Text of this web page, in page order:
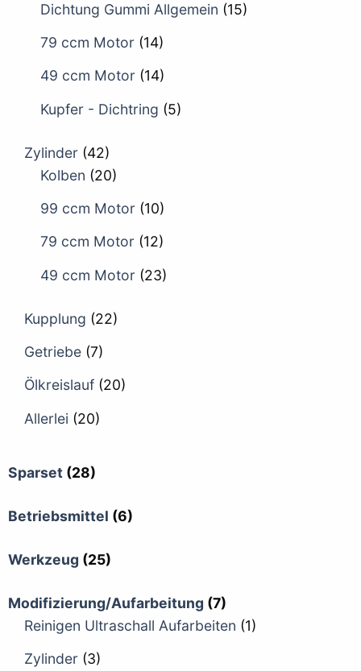
Dichtung Gummi Allgemein (15)
79 ccm Motor (14)
49 ccm Motor (14)
Kupfer - Dichtring (5)
Zylinder (42)
Kolben (20)
99 ccm Motor (10)
79 ccm Motor (12)
49 ccm Motor (23)
Kupplung (22)
Getriebe (7)
Ölkreislauf (20)
Allerlei (20)
Sparset (28)
Betriebsmittel (6)
Werkzeug (25)
Modifizierung/Aufarbeitung (7)
Reinigen Ultraschall Aufarbeiten (1)
Zylinder (3)